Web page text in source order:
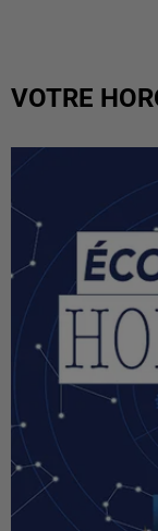
VOTRE